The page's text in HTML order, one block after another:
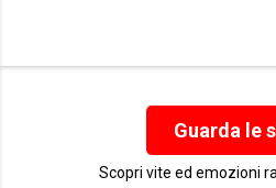
Guarda le
Scopri vite ed emozioni